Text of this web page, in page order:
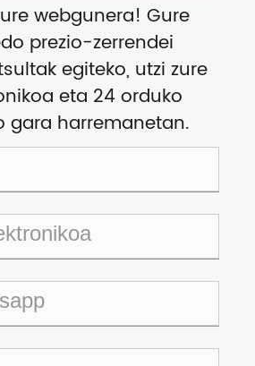
webgunera! Gure
prezio-zerrendei
egiteko, utzi zure
eta 24 orduko
gara harremanetan.